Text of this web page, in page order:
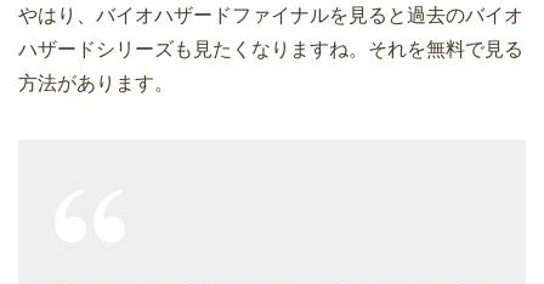
やはり、バイオハザードファイナルを見ると過去のバイオ
ハザードシリーズも見たくなりますね。それを無料で見る
方法があります。